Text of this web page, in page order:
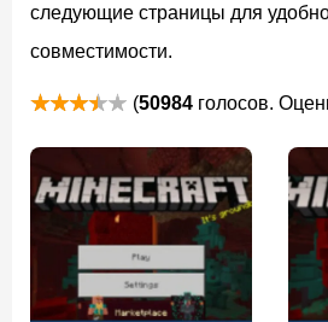
следующие страницы для
совместимости.
(50984 голосов.